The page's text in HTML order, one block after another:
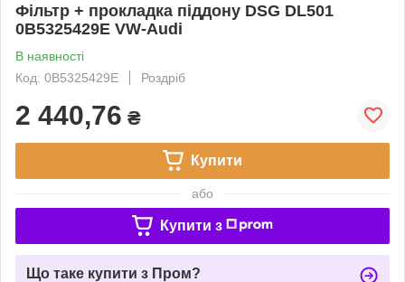
Фільтр + прокладка піддону DSG DL501
0B5325429E VW-Audi
В наявності
Код: 0B5325429E
Роздріб
2 440,76 ₴
Купити
або
Купити з
Що таке купити з Пром?